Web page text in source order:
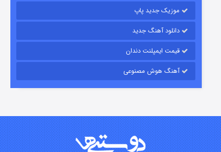
قسمت۲ (دوبله) منتشر شد
موزیک جدید پاپ
دانلود آهنگ جدید
قیمت ایمپلنت دندان
آهنگ هوش مصنوعی